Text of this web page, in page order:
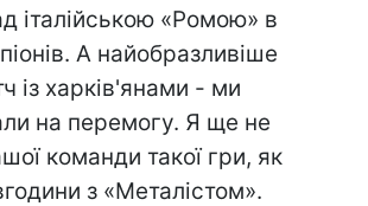
італійською «Ромою» в
А найобразливіше
із харків'янами - ми
на перемогу. Я ще не
команди такої гри, як
з «Металістом».